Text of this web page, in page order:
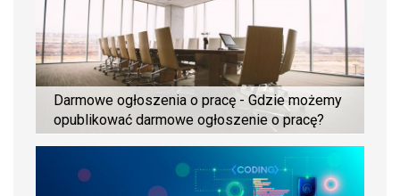
Darmowe ogłoszenia o pracę - Gdzie możemy
opublikować darmowe ogłoszenie o pracę?